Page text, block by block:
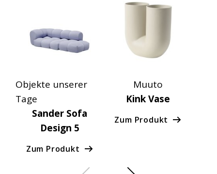
Objekte unserer
Tage
Sander Sofa
Design 5
Zum Produkt
Muuto
Kink Vase
Zum Produkt